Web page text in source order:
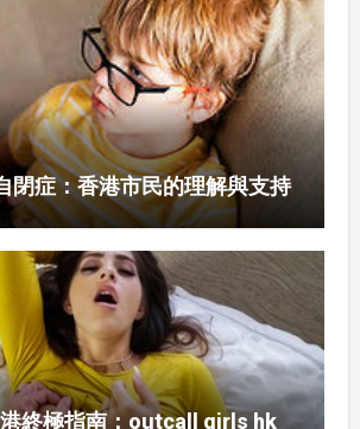
閉症：香港市民的理解與支持
終極指南：outcall girls hk